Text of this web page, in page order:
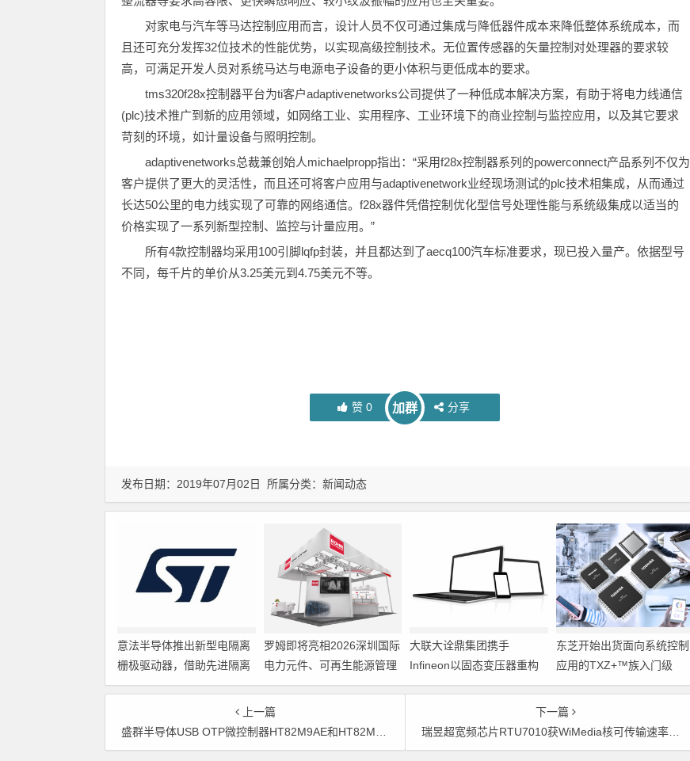
对家电与汽车等马达控制应用而言，设计人员不仅可通过集成与降低器件成本来降低整体系统成本，而
且还可充分发挥32位技术的性能优势，以实现高级控制技术。无位置传感器的矢量控制对处理器的要求较
高，可满足开发人员对系统马达与电源电子设备的更小体积与更低成本的要求。
tms320f28x控制器平台为ti客户adaptivenetworks公司提供了一种低成本解决方案，有助于将电力线通信
(plc)技术推广到新的应用领域，如网络工业、实用程序、工业环境下的商业控制与监控应用，以及其它要求
苛刻的环境，如计量设备与照明控制。
adaptivenetworks总裁兼创始人michaelpropp指出：“采用f28x控制器系列的powerconnect产品系列不仅为
客户提供了更大的灵活性，而且还可将客户应用与adaptivenetwork业经现场测试的plc技术相集成，从而通过
长达50公里的电力线实现了可靠的网络通信。f28x器件凭借控制优化型信号处理性能与系统级集成以适当的
价格实现了一系列新型控制、监控与计量应用。”
所有4款控制器均采用100引脚lqfp封装，并且都达到了aecq100汽车标准要求，现已投入量产。依据型号
不同，每千片的单价从3.25美元到4.75美元不等。
赞0 加群 分享
发布日期：2019年07月02日 所属分类： 新闻动态
意法半导体推出新型电隔离
栅极驱动器，借助先进隔离
技术简化电源设计
罗姆即将亮相2026深圳国际
电力元件、可再生能源管理
展览会暨研讨会
大联大诠鼎集团携手
Infineon以固态变压器重构
配电效率新标杆
东芝开始出货面向系统控制
应用的TXZ+™族入门级
M4V组（搭载Arm
Cortex‑M4内核的标准微控
制器）工程样品
上一篇
盛群半导体USB OTP微控制器HT82M9AE和HT82M9BE面向USB应用
下一篇
瑞昱超宽频芯片RTU7010获WiMedia核可传输速率达480Mbps